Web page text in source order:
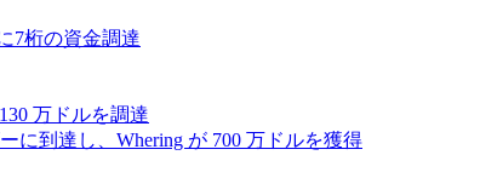
7桁の資金調達
万ドルを調達
に到達し、Whering が 700 万ドルを獲得